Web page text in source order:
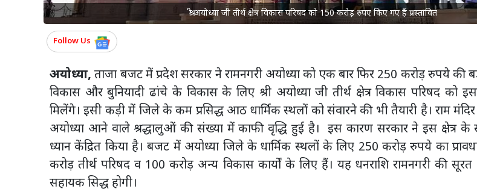
श्री अयोध्या जी तीर्थ क्षेत्र विकास परिषद को 150 करोड़ रुपए किए गए हैं प्रस्तावित
Follow Us
अयोध्या,ताजा बजट में प्रदेश सरकार ने रामनगरी अयोध्या को एक बार फिर 250 करोड़ रुपये की
विकास और बुनियादी ढांचे के विकास के लिए श्री अयोध्या जी तीर्थ क्षेत्र विकास परिषद को
मिलेंगे। इसी कड़ी में जिले के कम प्रसिद्ध आठ धार्मिक स्थलों को संवारने की भी तैयारी है। राम मंदिर
अयोध्या आने वाले श्रद्धालुओं की संख्या में काफी वृद्धि हुई है। इस कारण सरकार ने इस क्षेत्र के
ध्यान केंद्रित किया है। बजट में अयोध्या जिले के धार्मिक स्थलों के लिए 250 करोड़ रुपये का
करोड़ तीर्थ परिषद व 100 करोड़ अन्य विकास कार्यों के लिए हैं। यह धनराशि रामनगरी की
सहायक सिद्ध होगी।